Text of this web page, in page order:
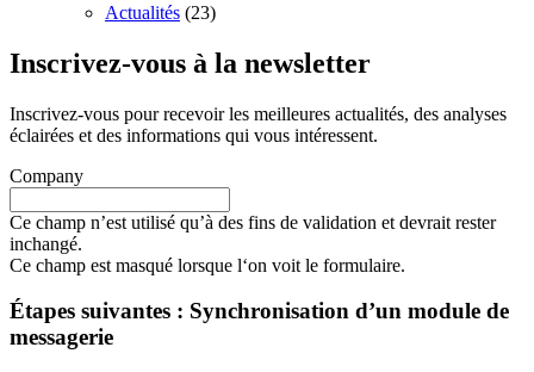
Actualités (23)
Inscrivez-vous à la newsletter
Inscrivez-vous pour recevoir les meilleures actualités, des analyses
éclairées et des informations qui vous intéressent.
Company
Ce champ n’est utilisé qu’à des fins de validation et devrait rester
inchangé.
Ce champ est masqué lorsque l‘on voit le formulaire.
Étapes suivantes : Synchronisation d’un module de
messagerie